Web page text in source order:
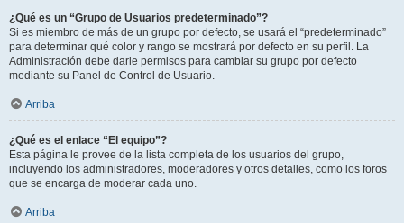
¿Qué es un “Grupo de Usuarios predeterminado”?
Si es miembro de más de un grupo por defecto, se usará el “predeterminado”
para determinar qué color y rango se mostrará por defecto en su perfil. La
Administración debe darle permisos para cambiar su grupo por defecto
mediante su Panel de Control de Usuario.
Arriba
¿Qué es el enlace “El equipo”?
Esta página le provee de la lista completa de los usuarios del grupo,
incluyendo los administradores, moderadores y otros detalles, como los foros
que se encarga de moderar cada uno.
Arriba